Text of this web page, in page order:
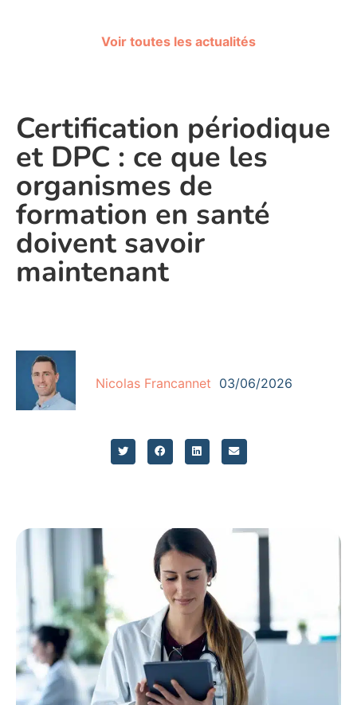
Voir toutes les actualités
Certification périodique
et DPC : ce que les
organismes de
formation en santé
doivent savoir
maintenant
Nicolas Francannet 03/06/2026